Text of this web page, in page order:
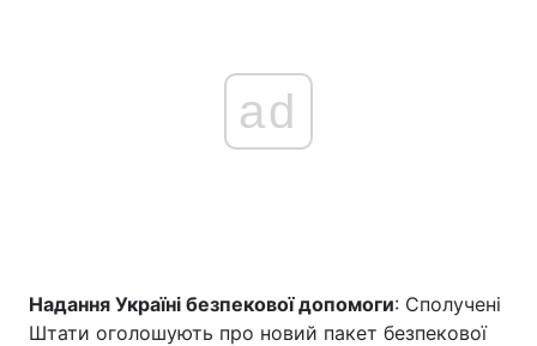
ad
Надання Україні безпекової допомоги: Сполучені
Штати оголошують про новий пакет безпекової